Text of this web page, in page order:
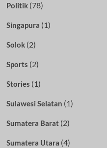
Politik(78)
Singapura (1)
Solok(2)
Sports (2)
Stories (1)
Sulawesi Selatan (1)
Sumatera Barat(2)
Sumatera Utara (4)